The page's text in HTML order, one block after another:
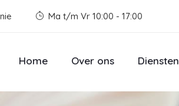
Ma t/m Vr 10:00 - 17:00
Home Over ons Diensten